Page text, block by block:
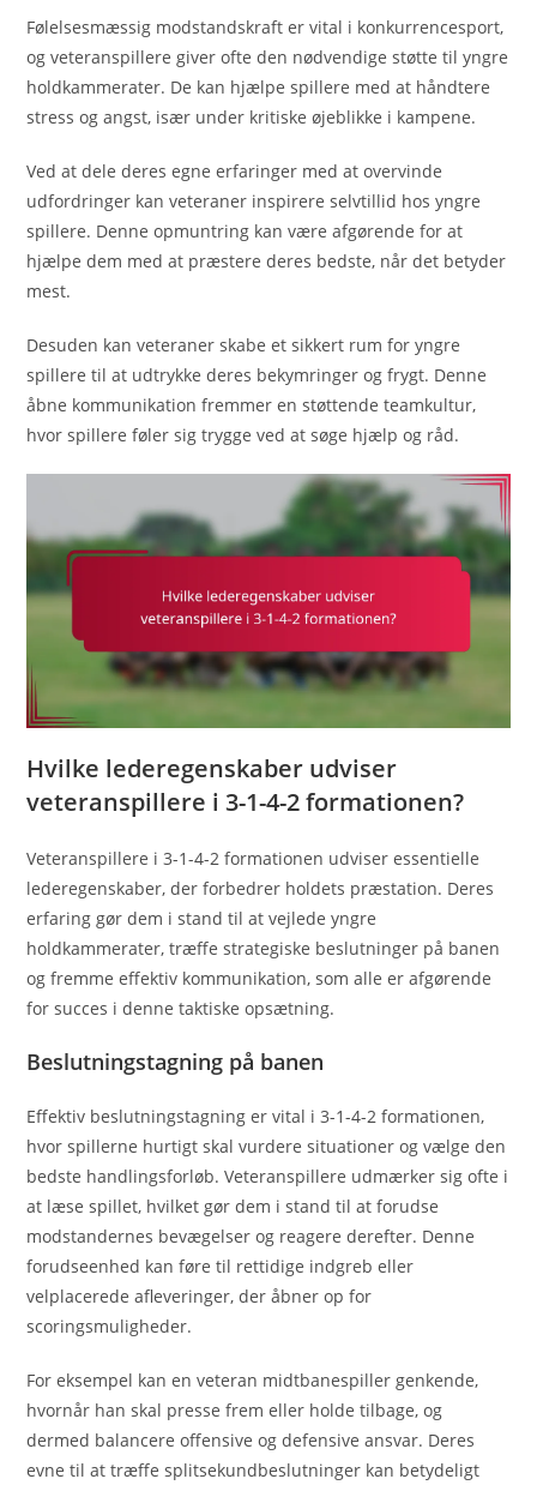
Følelsesmæssig modstandskraft er vital i konkurrencesport,
og veteranspillere giver ofte den nødvendige støtte til yngre
holdkammerater. De kan hjælpe spillere med at håndtere
stress og angst, især under kritiske øjeblikke i kampene.
Ved at dele deres egne erfaringer med at overvinde
udfordringer kan veteraner inspirere selvtillid hos yngre
spillere. Denne opmuntring kan være afgørende for at
hjælpe dem med at præstere deres bedste, når det betyder
mest.
Desuden kan veteraner skabe et sikkert rum for yngre
spillere til at udtrykke deres bekymringer og frygt. Denne
åbne kommunikation fremmer en støttende teamkultur,
hvor spillere føler sig trygge ved at søge hjælp og råd.
Hvilke lederegenskaber udviser
veteranspillere i 3-1-4-2 formationen?
Veteranspillere i 3-1-4-2 formationen udviser essentielle
lederegenskaber, der forbedrer holdets præstation. Deres
erfaring gør dem i stand til at vejlede yngre
holdkammerater, træffe strategiske beslutninger på banen
og fremme effektiv kommunikation, som alle er afgørende
for succes i denne taktiske opsætning.
Beslutningstagning på banen
Effektiv beslutningstagning er vital i 3-1-4-2 formationen,
hvor spillerne hurtigt skal vurdere situationer og vælge den
bedste handlingsforløb. Veteranspillere udmærker sig ofte i
at læse spillet, hvilket gør dem i stand til at forudse
modstandernes bevægelser og reagere derefter. Denne
forudseenhed kan føre til rettidige indgreb eller
velplacerede afleveringer, der åbner op for
scoringsmuligheder.
For eksempel kan en veteran midtbanespiller genkende,
hvornår han skal presse frem eller holde tilbage, og
dermed balancere offensive og defensive ansvar. Deres
evne til at træffe splitsekundbeslutninger kan betydeligt